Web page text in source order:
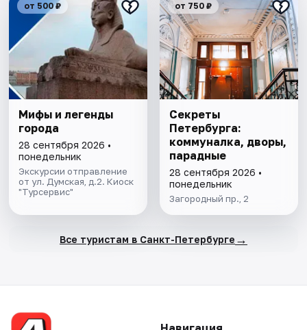
от 500 ₽
Мифы и легенды
города
28 сентября 2026 •
понедельник
Экскурсии отправление
от ул. Думская, д.2. Киоск
"Турсервис"
от 750 ₽
Секреты
Петербурга:
коммуналка, дворы,
парадные
28 сентября 2026 •
понедельник
Загородный пр., 2
Все туристам в Санкт-Петербурге →